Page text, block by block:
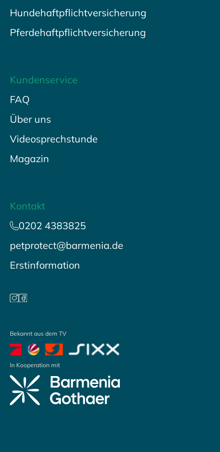
Hundehaftpflichtversicherung
Pferdehaftpflichtversicherung
Kundenservice
FAQ
Über uns
Videosprechstunde
Magazin
Kontakt
0202 4383825
petprotect@barmenia.de
Erstinformation
Bekannt aus dem TV
In Kooperation mit